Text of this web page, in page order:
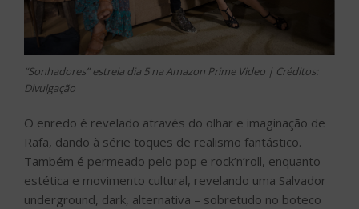
“Sonhadores” estreia dia 5 na Amazon Prime Video | Créditos:
Divulgação
O enredo é revelado através do olhar e imaginação de
Rafa, dando à série toques de realismo fantástico.
Também é permeado pelo pop e rock’n’roll, enquanto
estética e movimento cultural, revelando uma Salvador
underground, dark, alternativa – sobretudo no boteco